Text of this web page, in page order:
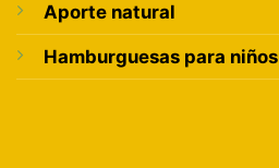
Aporte natural
Hamburguesas para niños